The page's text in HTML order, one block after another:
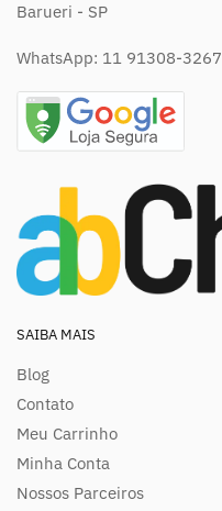
Barueri - SP
WhatsApp: 11 91308-3267
SAIBA MAIS
Blog
Contato
Meu Carrinho
Minha Conta
Nossos Parceiros